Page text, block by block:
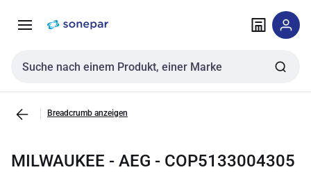
NavigationInhalt
Sucheingabe
Breadcrumb anzeigen
MILWAUKEE - AEG - COP5133004305